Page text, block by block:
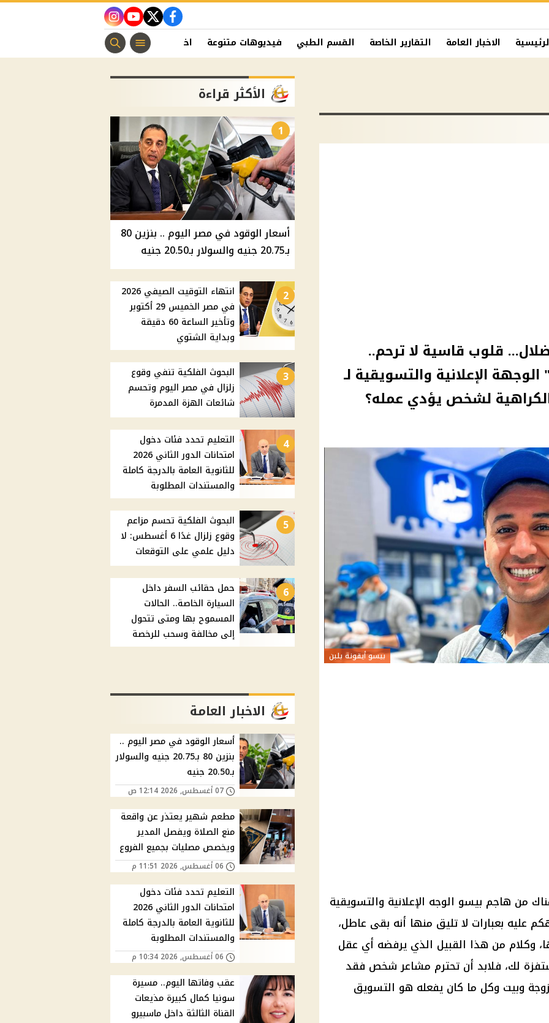
facebook
twitter
youtube
instagram
الاخبار العامة التقارير الخاصة القسم الطبي فيديوهات متنوعة اخبار الفن منوعات مسيحية
قلوب قاسية لا ترحم..
الإعلانية والتسويقية لـ
لشخص يؤدي عمله؟
بيسو أيقونة بلبن
من هاجم بيسو الوجه الإعلانية والتسويقية
عليه بعبارات لا تليق منها أنه بقى عاطل،
وكلام من هذا القبيل الذي يرفضه أي عقل
لك، فلابد أن تحترم مشاعر شخص فقد
وبيت وكل ما كان يفعله هو التسويق
الأكثر قراءة
1
أسعار الوقود في مصر اليوم .. بنزين 80
بـ20.75 جنيه والسولار بـ20.50 جنيه
2
انتهاء التوقيت الصيفي 2026
في مصر الخميس 29 أكتوبر
وتأخير الساعة 60 دقيقة
وبداية الشتوي
3
البحوث الفلكية تنفي وقوع
زلزال في مصر اليوم وتحسم
شائعات الهزة المدمرة
4
التعليم تحدد فئات دخول
امتحانات الدور الثاني 2026
للثانوية العامة بالدرجة كاملة
والمستندات المطلوبة
5
البحوث الفلكية تحسم مزاعم
وقوع زلزال غدًا 6 أغسطس: لا
دليل علمي على التوقعات
6
حمل حقائب السفر داخل
السيارة الخاصة.. الحالات
المسموح بها ومتى تتحول
إلى مخالفة وسحب للرخصة
الاخبار العامة
أسعار الوقود في مصر اليوم ..
بنزين 80 بـ20.75 جنيه والسولار
بـ20.50 جنيه
07 أغسطس, 2026 12:14 ص
مطعم شهير يعتذر عن واقعة
منع الصلاة ويفصل المدير
ويخصص مصليات بجميع الفروع
06 أغسطس, 2026 11:51 م
التعليم تحدد فئات دخول
امتحانات الدور الثاني 2026
للثانوية العامة بالدرجة كاملة
والمستندات المطلوبة
06 أغسطس, 2026 10:34 م
عقب وفاتها اليوم.. مسيرة
سونيا كمال كبيرة مذيعات
القناة الثالثة داخل ماسبيرو